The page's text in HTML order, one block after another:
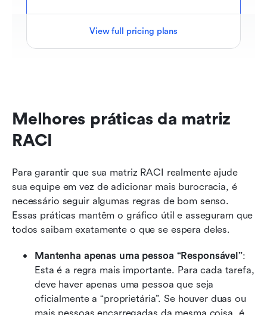
View full pricing plans
Melhores práticas da matriz
RACI
Para garantir que sua matriz RACI realmente ajude
sua equipe em vez de adicionar mais burocracia, é
necessário seguir algumas regras de bom senso.
Essas práticas mantêm o gráfico útil e asseguram que
todos saibam exatamente o que se espera deles.
Mantenha apenas uma pessoa “Responsável”:
Esta é a regra mais importante. Para cada tarefa,
deve haver apenas uma pessoa que seja
oficialmente a “proprietária”. Se houver duas ou
mais pessoas encarregadas da mesma coisa, é